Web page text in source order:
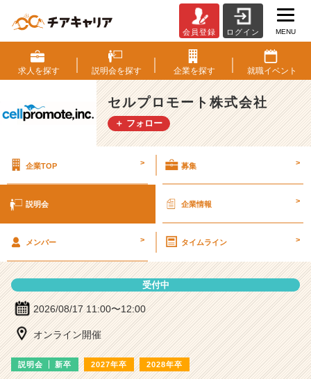
ル
プ
ロ
モ
ー
ト
社
明
ン
ー・
成
会員登録 ログイン MENU
求人を探す 説明会を探す 企業を探す 就職イベント
セルプロモート株式会社
＋ フォロー
企業TOP > 募集 >
説明会 企業情報 >
メンバー > タイムライン >
受付中
2026/08/17 11:00〜12:00
オンライン開催
説明会 新卒 2027年卒 2028年卒